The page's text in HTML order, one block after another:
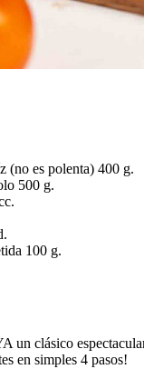
(no es polenta) 400 g.
500 g.
100 g.
un clásico
en simples 4 pasos!